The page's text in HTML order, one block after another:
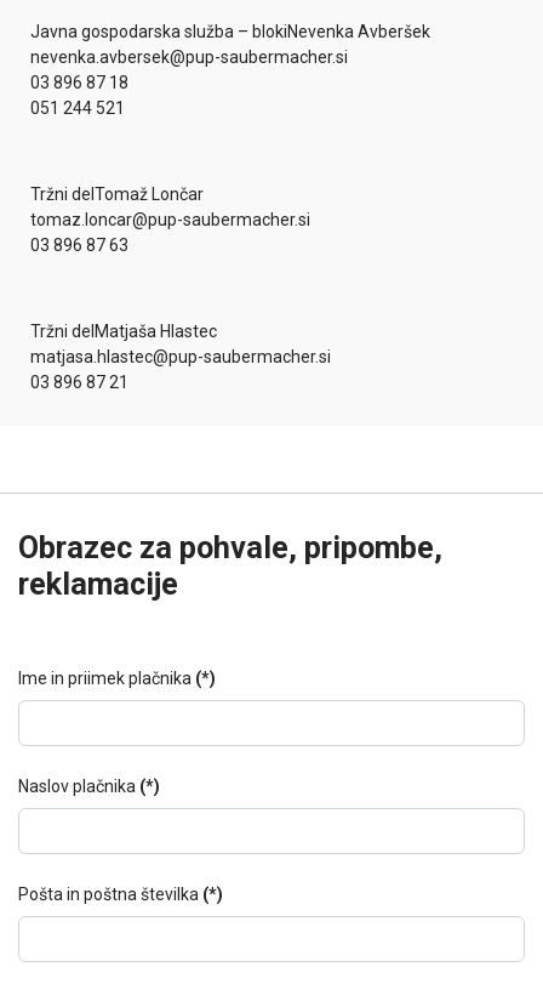
Javna gospodarska služba – blokiNevenka Avberšek
nevenka.avbersek@pup-saubermacher.si
03 896 87 18
051 244 521
Tržni del Tomaž Lončar
tomaz.loncar@pup-saubermacher.si
03 896 87 63
Tržni del Matjaša Hlastec
matjasa.hlastec@pup-saubermacher.si
03 896 87 21
Obrazec za pohvale, pripombe,
reklamacije
Ime in priimek plačnika (*)
Naslov plačnika (*)
Pošta in poštna številka (*)